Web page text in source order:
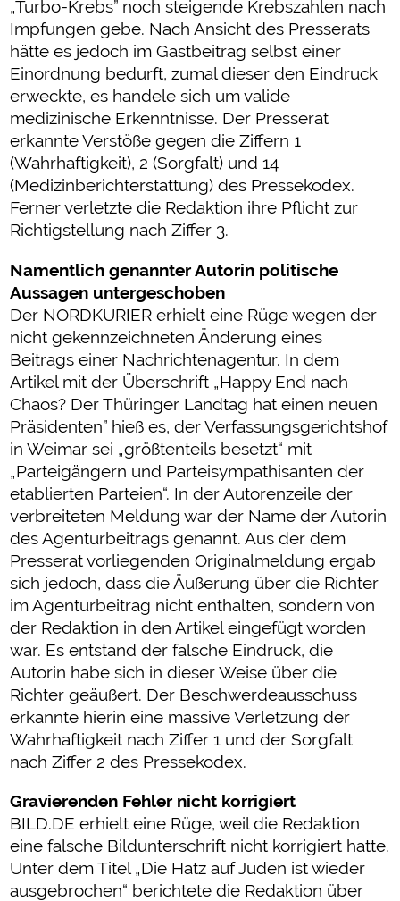
„Turbo-Krebs” noch steigende Krebszahlen nach
Impfungen gebe. Nach Ansicht des Presserats
hätte es jedoch im Gastbeitrag selbst einer
Einordnung bedurft, zumal dieser den Eindruck
erweckte, es handele sich um valide
medizinische Erkenntnisse. Der Presserat
erkannte Verstöße gegen die Ziffern 1
(Wahrhaftigkeit), 2 (Sorgfalt) und 14
(Medizinberichterstattung) des Pressekodex.
Ferner verletzte die Redaktion ihre Pflicht zur
Richtigstellung nach Ziffer 3.
Namentlich genannter Autorin politische
Aussagen untergeschoben
Der NORDKURIER erhielt eine Rüge wegen der
nicht gekennzeichneten Änderung eines
Beitrags einer Nachrichtenagentur. In dem
Artikel mit der Überschrift „Happy End nach
Chaos? Der Thüringer Landtag hat einen neuen
Präsidenten” hieß es, der Verfassungsgerichtshof
in Weimar sei „größtenteils besetzt“ mit
„Parteigängern und Parteisympathisanten der
etablierten Parteien“. In der Autorenzeile der
verbreiteten Meldung war der Name der Autorin
des Agenturbeitrags genannt. Aus der dem
Presserat vorliegenden Originalmeldung ergab
sich jedoch, dass die Äußerung über die Richter
im Agenturbeitrag nicht enthalten, sondern von
der Redaktion in den Artikel eingefügt worden
war. Es entstand der falsche Eindruck, die
Autorin habe sich in dieser Weise über die
Richter geäußert. Der Beschwerdeausschuss
erkannte hierin eine massive Verletzung der
Wahrhaftigkeit nach Ziffer 1 und der Sorgfalt
nach Ziffer 2 des Pressekodex.
Gravierenden Fehler nicht korrigiert
BILD.DE erhielt eine Rüge, weil die Redaktion
eine falsche Bildunterschrift nicht korrigiert hatte.
Unter dem Titel „Die Hatz auf Juden ist wieder
ausgebrochen“ berichtete die Redaktion über